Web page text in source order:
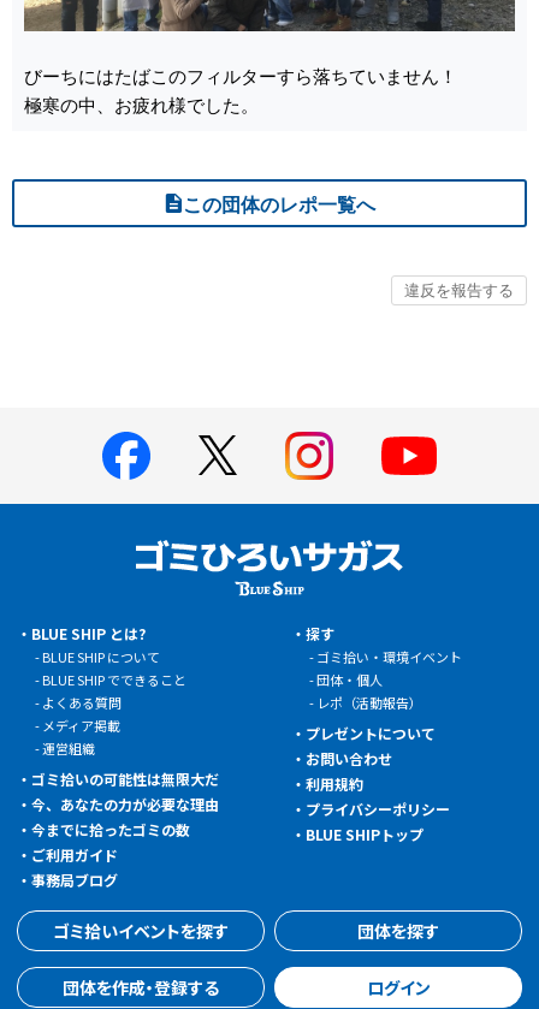
びーちにはたばこのフィルターすら落ちていません！
極寒の中、お疲れ様でした。
この団体のレポ一覧へ
BLUE SHIP とは?
BLUE SHIP について
BLUE SHIP でできること
よくある質問
メディア掲載
運営組織
ゴミ拾いの可能性は無限大だ
今、あなたの力が必要な理由
今までに拾ったゴミの数
ご利用ガイド
事務局ブログ
探す
ゴミ拾い・環境イベント
団体・個人
レポ（活動報告）
プレゼントについて
お問い合わせ
利用規約
プライバシーポリシー
BLUE SHIPトップ
ゴミ拾いイベントを探す 団体を探す
団体を作成・登録する ログイン